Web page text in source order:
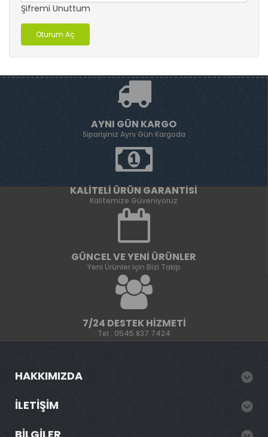
Şifremi Unuttum
AYNI GÜN KARGO
Siparişiniz Aynı Gün Kargoda
KALITELI ÜRÜN GARANTISI
Kalitemize Güveniyoruz
GÜNCEL VE YENI ÜRÜNLER
Yeni Ürünler için Bizi Takip
7/24 DESTEK HIZMETI
Tel : 0545 837 7424
HAKKIMIZDA
İLETIŞIM